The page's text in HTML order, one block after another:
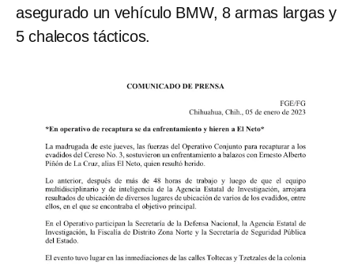
asegurado un vehículo BMW, 8 armas largas y
5 chalecos tácticos.